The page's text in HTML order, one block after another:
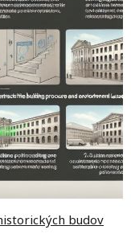
budov